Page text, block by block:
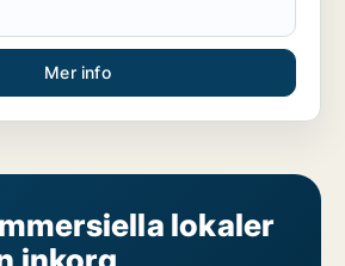
Mer info
lokaler